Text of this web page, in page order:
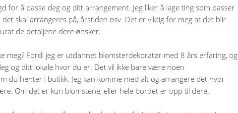
for å passe deg og ditt arrangement. Jeg liker å lage ting som passer
skal arrangeres på, årstiden osv. Det er viktig for meg at det blir
de detaljene dere ønsker.
meg? Fordi jeg er utdannet blomsterdekoratør med 8 års erfaring, og
og ditt lokale hvor du er. Det vil ikke bare være noen
du henter i butikk. Jeg kan komme med alt og arrangere det hvor
Om det er kun blomstene, eller hele bordet er opp til dere.